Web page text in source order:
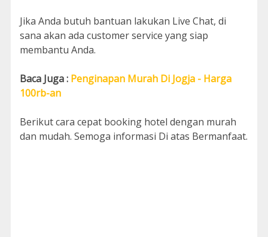
Jika Anda butuh bantuan lakukan Live Chat, di
sana akan ada customer service yang siap
membantu Anda.
Baca Juga : Penginapan Murah Di Jogja - Harga
100rb-an
Berikut cara cepat booking hotel dengan murah
dan mudah. Semoga informasi Di atas Bermanfaat.